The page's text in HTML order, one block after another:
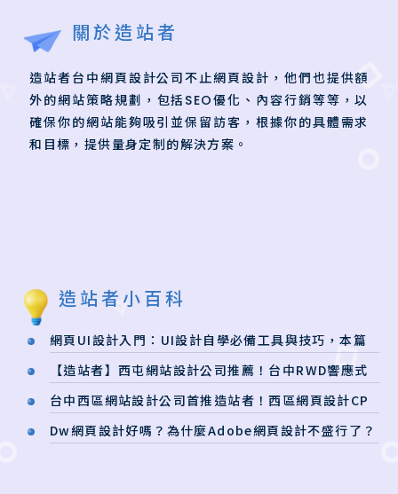
關於造站者
造站者台中網頁設計公司不止網頁設計，他們也提供額
外的網站策略規劃，包括SEO優化、內容行銷等等，以
確保你的網站能夠吸引並保留訪客，根據你的具體需求
和目標，提供量身定制的解決方案。
造站者小百科
網頁UI設計入門：UI設計自學必備工具與技巧，本篇
有解！
【造站者】西屯網站設計公司推薦！台中RWD響應式
網站一次搞定
台中西區網站設計公司首推造站者！西區網頁設計CP
值超高
Dw網頁設計好嗎？為什麼Adobe網頁設計不盛行了？
最新網頁設計推薦軟體